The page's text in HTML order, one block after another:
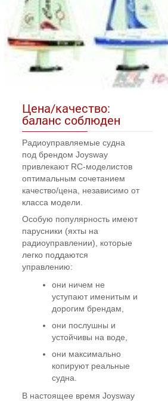
Цена/качество:
баланс соблюден
Радиоуправляемые судна
под брендом Joysway
привлекают RC-моделистов
оптимальным сочетанием
качество/цена, независимо от
класса модели.
Особую популярность имеют
парусники (яхты на
радиоуправлении), которые
легко поддаются
управлению:
они ничем не
уступают именитым и
дорогим брендам,
они послушны и
устойчивы на воде,
они максимально
копируют реальные
судна.
В настоящее время Joysway